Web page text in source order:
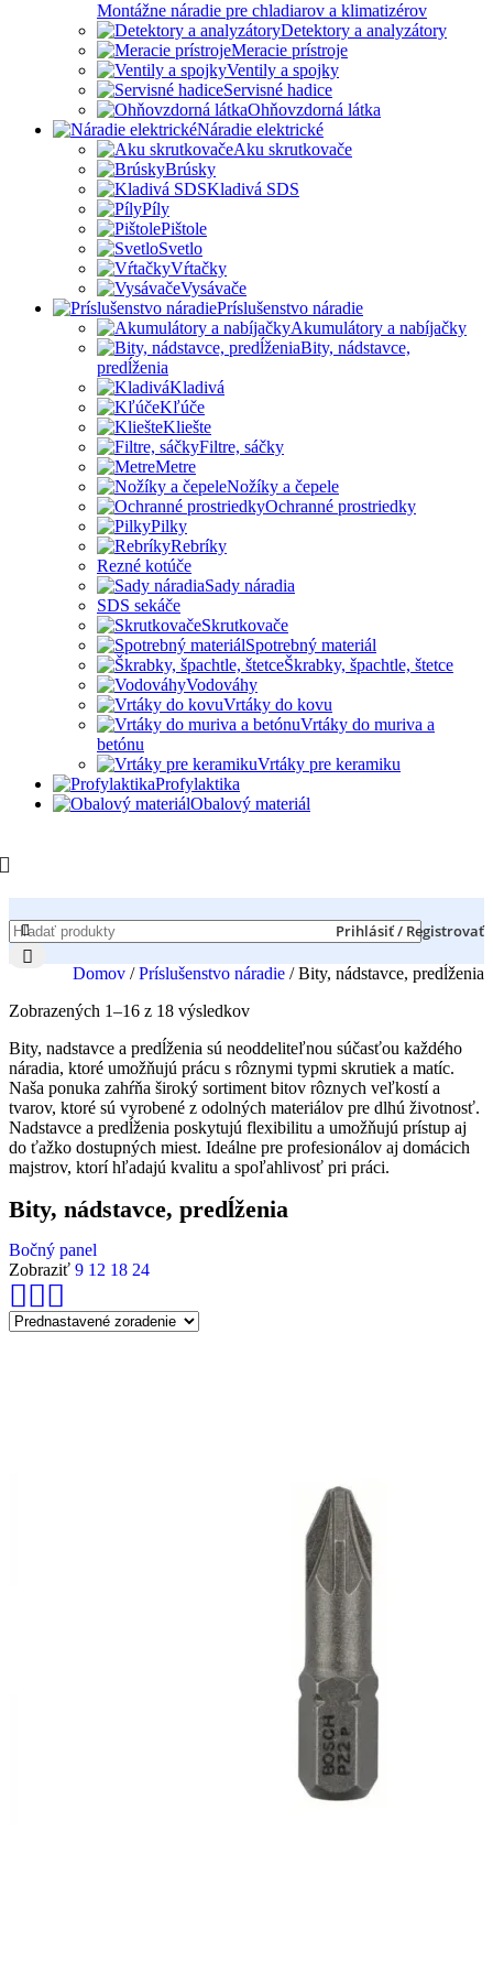
Montážne náradie pre chladiarov a klimatizérov
Detektory a analyzátory
Meracie prístroje
Ventily a spojky
Servisné hadice
Ohňovzdorná látka
Náradie elektrické
Aku skrutkovače
Brúsky
Kladivá SDS
Píly
Pištole
Svetlo
Vŕtačky
Vysávače
Príslušenstvo náradie
Akumulátory a nabíjačky
Bity, nádstavce,
predĺženia
Kladivá
Kľúče
Kliešte
Filtre, sáčky
Metre
Nožíky a čepele
Ochranné prostriedky
Pilky
Rebríky
Rezné kotúče
Sady náradia
SDS sekáče
Skrutkovače
Spotrebný materiál
Škrabky, špachtle, štetce
Vodováhy
Vrtáky do kovu
Vrtáky do muriva a
betónu
Vrtáky pre keramiku
Profylaktika
Obalový materiál
Prihlásiť / Registrovať
Domov / Príslušenstvo náradie / Bity, nádstavce, predĺženia
Zobrazených 1–16 z 18 výsledkov
Bity, nadstavce a predĺženia sú neoddeliteľnou súčasťou každého
náradia, ktoré umožňujú prácu s rôznymi typmi skrutiek a matíc.
Naša ponuka zahŕňa široký sortiment bitov rôznych veľkostí a
tvarov, ktoré sú vyrobené z odolných materiálov pre dlhú životnosť.
Nadstavce a predĺženia poskytujú flexibilitu a umožňujú prístup aj
do ťažko dostupných miest. Ideálne pre profesionálov aj domácich
majstrov, ktorí hľadajú kvalitu a spoľahlivosť pri práci.
Bity, nádstavce, predĺženia
Bočný panel
Zobraziť 9 12 18 24